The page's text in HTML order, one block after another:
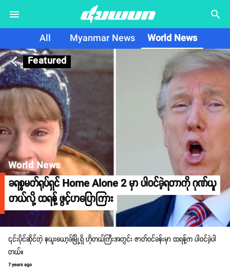
search
All Myanmar News
World News
Featured
arrow_back_ios
World News
ခရစ္စမတ်ရုပ်ရှင် Home Alone 2 မှာ ပါဝင်ခဲ့ရတာကို ဂုဏ်ယူ
တယ်လို့ ထရန့် ဖွင့်ဟပြောကြား
၎င်းပိုင်ဆိုင်တဲ့ နယူးယော့ခ်မြို့ရှိ ဟိုတယ်ကြီးအတွင်း ဇာတ်ဝင်ခန်းမှာ ထရန့်က ပါဝင်ခဲ့ပါ
တယ်။
7 years ago